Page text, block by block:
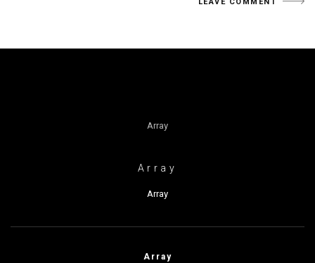
Array
Array
Array
Array